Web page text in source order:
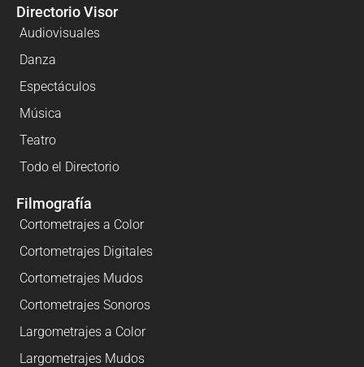
Directorio Visor
Audiovisuales
Danza
Espectáculos
Música
Teatro
Todo el Directorio
Filmografía
Cortometrajes a Color
Cortometrajes Digitales
Cortometrajes Mudos
Cortometrajes Sonoros
Largometrajes a Color
Largometrajes Mudos